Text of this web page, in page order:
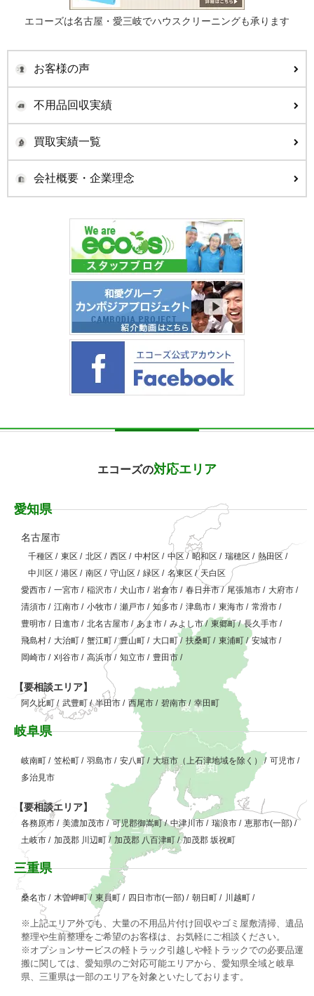
エコーズは名古屋・愛三岐でハウスクリーニングも承ります
お客様の声
不用品回収実績
買取実績一覧
会社概要・企業理念
エコーズの対応エリア
愛知県
名古屋市
千種区 / 東区 / 北区 / 西区 / 中村区 / 中区 / 昭和区 / 瑞穂区 / 熱田区 /
中川区 / 港区 / 南区 / 守山区 / 緑区 / 名東区 / 天白区
愛西市 / 一宮市 / 稲沢市 / 犬山市 / 岩倉市 / 春日井市 / 尾張旭市 / 大府市 /
清須市 / 江南市 / 小牧市 / 瀬戸市 / 知多市 / 津島市 / 東海市 / 常滑市 /
豊明市 / 日進市 / 北名古屋市 / あま市 / みよし市/ 東郷町/ 長久手市 /
飛島村 / 大治町 / 蟹江町 / 豊山町 / 大口町/ 扶桑町 / 東浦町 / 安城市 /
岡崎市 / 刈谷市 / 高浜市 / 知立市 / 豊田市 /
【要相談エリア】
阿久比町 / 武豊町/ 半田市 / 西尾市 / 碧南市/ 幸田町
岐阜県
岐南町 / 笠松町 / 羽島市 / 安八町 / 大垣市（上石津地域を除く） / 可児市 /
多治見市
【要相談エリア】
各務原市 / 美濃加茂市 / 可児郡御嵩町/ 中津川市 / 瑞浪市 / 恵那市(一部) /
土岐市 / 加茂郡 川辺町/ 加茂郡 八百津町 / 加茂郡 坂祝町
三重県
桑名市 / 木曽岬町/ 東員町 / 四日市市(一部) / 朝日町 / 川越町 /
※上記エリア外でも、大量の不用品片付け回収やゴミ屋敷清掃、遺品
整理や生前整理をご希望のお客様は、お気軽にご相談ください。
※オプションサービスの軽トラック引越しや軽トラックでの必要品運
搬に関しては、愛知県のご対応可能エリアから、愛知県全域と岐阜
県、三重県は一部のエリアを対象といたしております。